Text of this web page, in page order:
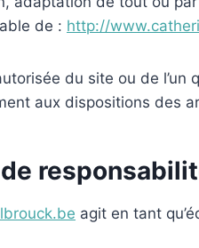
de : http://
du site ou de l’un
aux dispositions des
agit en tant